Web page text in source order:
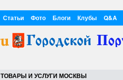
Статьи Фото Блоги Клубы Q&A
ТОВАРЫ И УСЛУГИ МОСКВЫ